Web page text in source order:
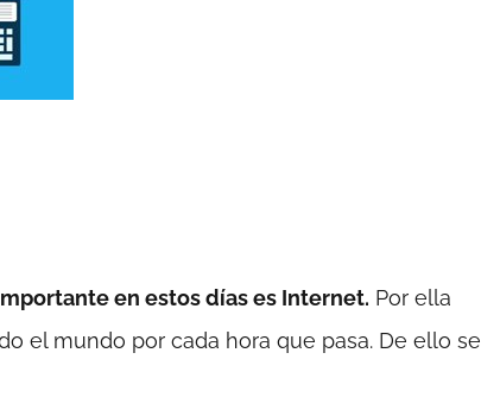
en estos días es Internet. Por ella
el mundo por cada hora que pasa. De ello se